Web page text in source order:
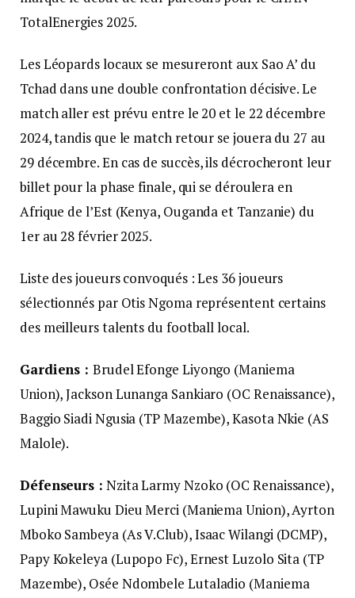
TotalEnergies 2025.
Les Léopards locaux se mesureront aux Sao A’ du
Tchad dans une double confrontation décisive. Le
match aller est prévu entre le 20 et le 22 décembre
2024, tandis que le match retour se jouera du 27 au
29 décembre. En cas de succès, ils décrocheront leur
billet pour la phase finale, qui se déroulera en
Afrique de l’Est (Kenya, Ouganda et Tanzanie) du
1er au 28 février 2025.
Liste des joueurs convoqués : Les 36 joueurs
sélectionnés par Otis Ngoma représentent certains
des meilleurs talents du football local.
Gardiens :Brudel Efonge Liyongo (Maniema
Union), Jackson Lunanga Sankiaro (OC Renaissance),
Baggio Siadi Ngusia (TP Mazembe), Kasota Nkie (AS
Malole).
Défenseurs : Nzita Larmy Nzoko (OC Renaissance),
Lupini Mawuku Dieu Merci (Maniema Union), Ayrton
Mboko Sambeya (As V.Club), Isaac Wilangi (DCMP),
Papy Kokeleya (Lupopo Fc), Ernest Luzolo Sita (TP
Mazembe), Osée Ndombele Lutaladio (Maniema